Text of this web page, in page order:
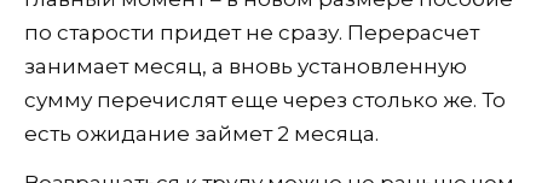
по старости придет не сразу. Перерасчет
занимает месяц, а вновь установленную
сумму перечислят еще через столько же. То
есть ожидание займет 2 месяца.